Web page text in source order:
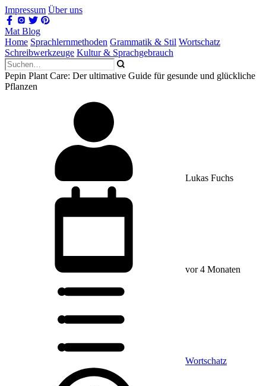
Impressum Über uns
Mat Blog
Home Sprachlernmethoden Grammatik & Stil Wortschatz
Schreibwerkzeuge Kultur & Sprachgebrauch
Pepin Plant Care: Der ultimative Guide für gesunde und glückliche
Pflanzen
Lukas Fuchs
vor 4 Monaten
Wortschatz